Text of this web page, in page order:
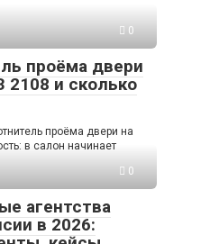
0
проёма двери
и сколько
проёма двери на
в салон начинает
0
агентства
в 2026: